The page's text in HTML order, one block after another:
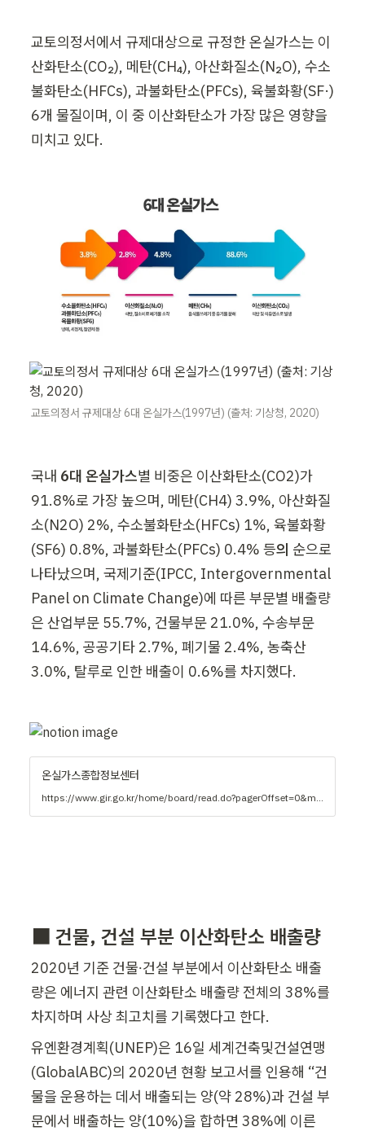
교토의정서에서 규제대상으로 규정한 온실가스는 이
산화탄소(CO₂), 메탄(CH₄), 아산화질소(N₂O), 수소
불화탄소(HFCs), 과불화탄소(PFCs), 육불화황(SF·)
6개 물질이며, 이 중 이산화탄소가 가장 많은 영향을
미치고 있다.
교토의정서 규제대상 6대 온실가스(1997년) (출처: 기상청, 2020)
국내 6대 온실가스별 비중은 이산화탄소(CO2)가
91.8%로 가장 높으며, 메탄(CH4) 3.9%, 아산화질
소(N2O) 2%, 수소불화탄소(HFCs) 1%, 육불화황
(SF6) 0.8%, 과불화탄소(PFCs) 0.4% 등의 순으로
나타났으며, 국제기준(IPCC, Intergovernmental
Panel on Climate Change)에 따른 부문별 배출량
은 산업부문 55.7%, 건물부문 21.0%, 수송부문
14.6%, 공공기타 2.7%, 폐기물 2.4%, 농축산
3.0%, 탈루로 인한 배출이 0.6%를 차지했다.
온실가스종합정보센터
⬛
2020년 기준 건물∙건설 부분에서 이산화탄소 배출
량은 에너지 관련 이산화탄소 배출량 전체의 38%를
차지하며 사상 최고치를 기록했다고 한다.
유엔환경계획(UNEP)은 16일 세계건축및건설연맹
(GlobalABC)의 2020년 현황 보고서를 인용해 “건
물을 운용하는 데서 배출되는 양(약 28%)과 건설 부
문에서 배출하는 양(10%)을 합하면 38%에 이른